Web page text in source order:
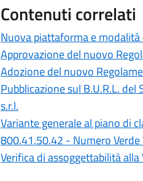
Contenuti correlati
Nuova piattaforma e
Approvazione del nuovo
Adozione del nuovo
Pubblicazione sul B.U.R.L.
s.r.l.
Variante generale al piano di
800.41.50.42 - Numero
Verifica di assoggettabilità